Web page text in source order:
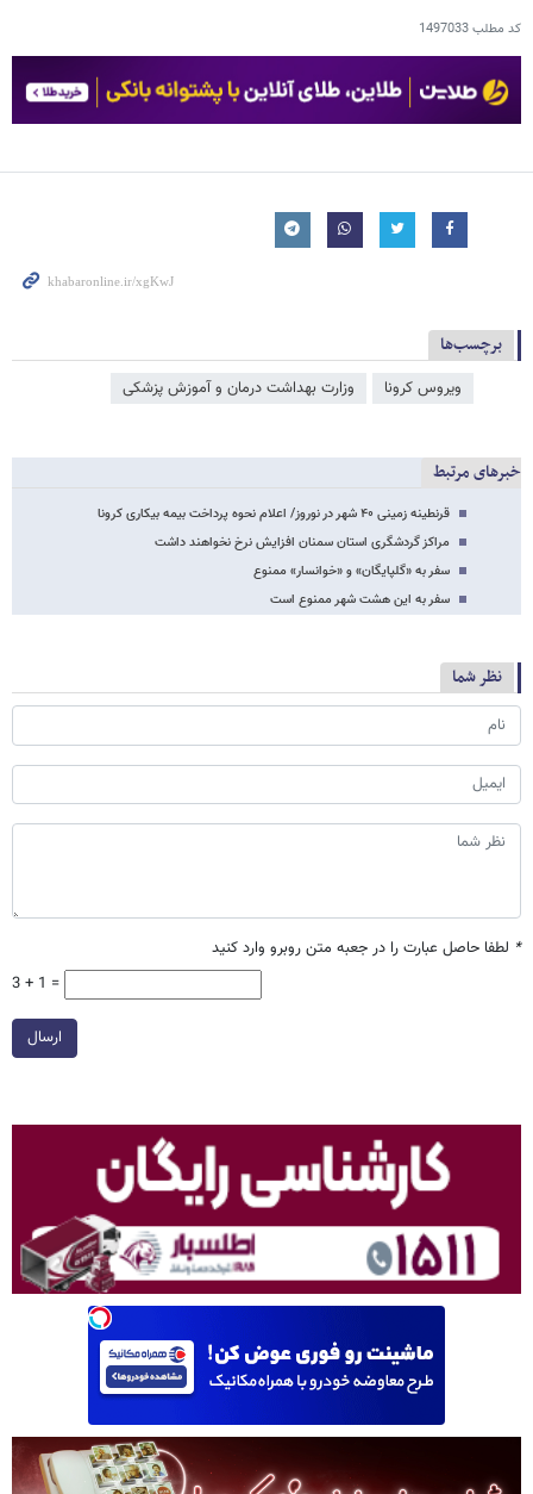
کد مطلب1497033
برچسب‌ها
ویروس کرونا وزارت بهداشت درمان و آموزش پزشکی
خبرهای مرتبط
قرنطینه زمینی ۴۰ شهر در نوروز/ اعلام نحوه پرداخت بیمه بیکاری کرونا
مراکز گردشگری استان سمنان افزایش نرخ نخواهند داشت
سفر به «گلپایگان» و «خوانسار» ممنوع
سفر به این هشت شهر ممنوع است
نظر شما
* لطفا حاصل عبارت را در جعبه متن روبرو وارد کنید
3 + 1 =
ارسال